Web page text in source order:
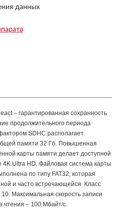
данных
– гарантированная сохранность
продолжительного периода
SDHC располагает
памяти 32 Гб. Повышенная
карты памяти делает доступной
4K Ultra HD. Файловая система карты
по типу FAT32, которая
и часто встречающейся. Класс
Максимальная скорость записи
чтения – 100 Мбайт/с.